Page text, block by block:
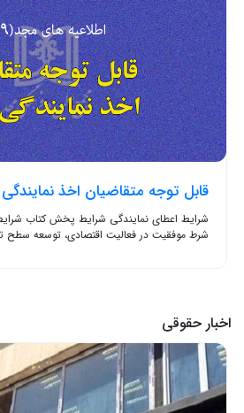
قابل توجه متقاضیان اخذ
شرایط اعطای نمایندگی شرایط پخش کتاب
شرط موفقیت در فعالیت اقتصادی، توسعه سطح
اخبار حقوقی